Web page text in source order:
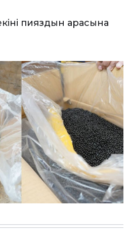
пияздын арасына